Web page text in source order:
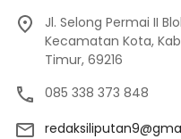
Jl. Selong Permai II
Kecamatan Kota,
Timur, 69216
085 338 373 848